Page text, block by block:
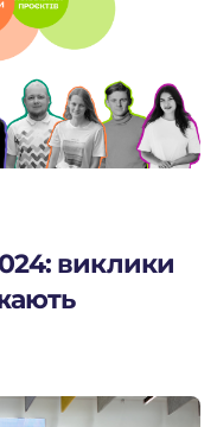
виклики